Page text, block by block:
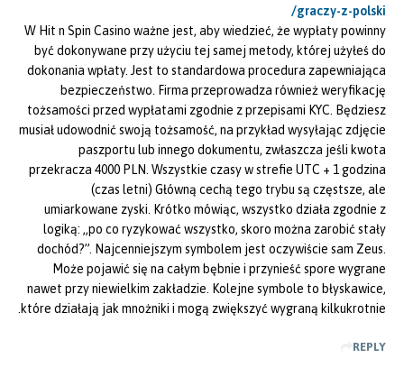
graczy-z-polski/
W Hit n Spin Casino ważne jest, aby wiedzieć, że wypłaty powinny
być dokonywane przy użyciu tej samej metody, której użyłeś do
dokonania wpłaty. Jest to standardowa procedura zapewniająca
bezpieczeństwo. Firma przeprowadza również weryfikację
tożsamości przed wypłatami zgodnie z przepisami KYC. Będziesz
musiał udowodnić swoją tożsamość, na przykład wysyłając zdjęcie
paszportu lub innego dokumentu, zwłaszcza jeśli kwota
przekracza 4000 PLN. Wszystkie czasy w strefie UTC + 1 godzina
(czas letni) Główną cechą tego trybu są częstsze, ale
umiarkowane zyski. Krótko mówiąc, wszystko działa zgodnie z
logiką: „po co ryzykować wszystko, skoro można zarobić stały
dochód?”. Najcenniejszym symbolem jest oczywiście sam Zeus.
Może pojawić się na całym bębnie i przynieść spore wygrane
nawet przy niewielkim zakładzie. Kolejne symbole to błyskawice,
które działają jak mnożniki i mogą zwiększyć wygraną kilkukrotnie.
REPLY